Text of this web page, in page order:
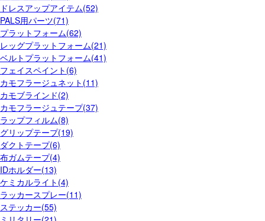
ドレスアップアイテム(52)
PALS用パーツ(71)
プラットフォーム(62)
レッグプラットフォーム(21)
ベルトプラットフォーム(41)
フェイスペイント(6)
カモフラージュネット(11)
カモブラインド(2)
カモフラージュテープ(37)
ラップフィルム(8)
グリップテープ(19)
ダクトテープ(6)
布ガムテープ(4)
IDホルダー(13)
ケミカルライト(4)
ラッカースプレー(11)
ステッカー(55)